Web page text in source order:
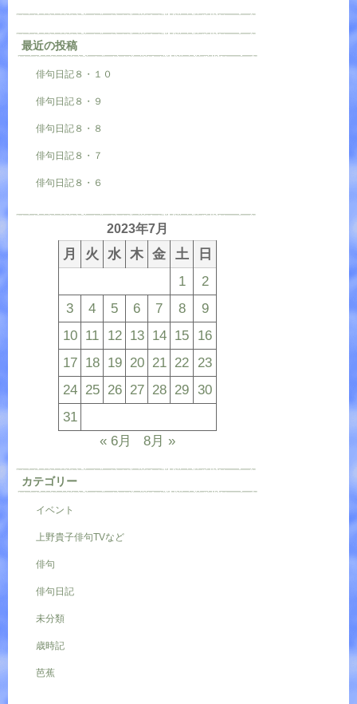
最近の投稿
俳句日記８・１０
俳句日記８・９
俳句日記８・８
俳句日記８・７
俳句日記８・６
2023年7月
月 火 水 木 金 土
日
1
2
3
4 5 6 7 8
9
10 11 12 13 14 15 16
17 18 19 20 21 22 23
24 25 26 27 28 29 30
31
« 6月
8月 »
カテゴリー
イベント
上野貴子俳句TVなど
俳句
俳句日記
未分類
歳時記
芭蕉